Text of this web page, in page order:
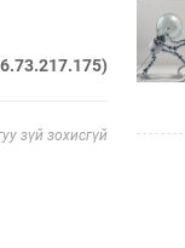
зүй зохисгүй